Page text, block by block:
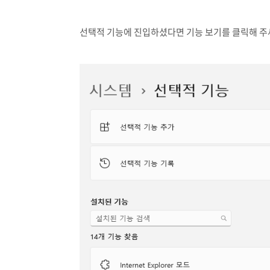
선택적 기능에 진입하셨다면 기능 보기를 클릭해